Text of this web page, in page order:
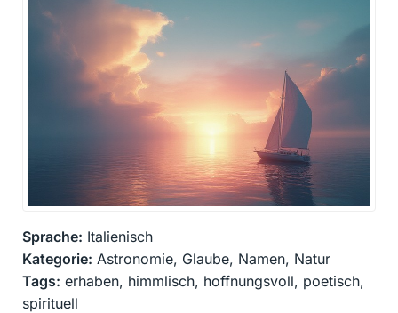
Sprache: Italienisch
Kategorie: Astronomie, Glaube, Namen, Natur
Tags: erhaben, himmlisch, hoffnungsvoll, poetisch,
spirituell